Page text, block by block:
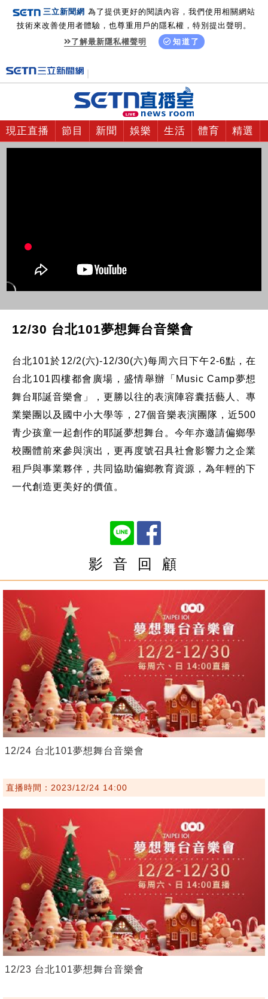
三立新聞網 為了提供更好的閱讀內容，我們使用相關網站
技術來改善使用者體驗，也尊重用戶的隱私權，特別提出聲明。
了解最新隱私權聲明
知道了
現正直播 節目 新聞 娛樂 生活 體育 精選
12/30 台北101夢想舞台音樂會
台北101於12/2(六)-12/30(六)每周六日下午2-6點，在
台北101四樓都會廣場，盛情舉辦「Music Camp夢想
舞台耶誕音樂會」，更勝以往的表演陣容囊括藝人、專
業樂團以及國中小大學等，27個音樂表演團隊，近500
青少孩童一起創作的耶誕夢想舞台。今年亦邀請偏鄉學
校團體前來參與演出，更再度號召具社會影響力之企業
租戶與事業夥伴，共同協助偏鄉教育資源，為年輕的下
一代創造更美好的價值。
影 音 回 顧
12/24 台北101夢想舞台音樂會
直播時間：2023/12/24 14:00
12/23 台北101夢想舞台音樂會